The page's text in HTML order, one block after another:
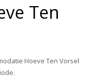
Ten
Hoeve Ten Vorsel